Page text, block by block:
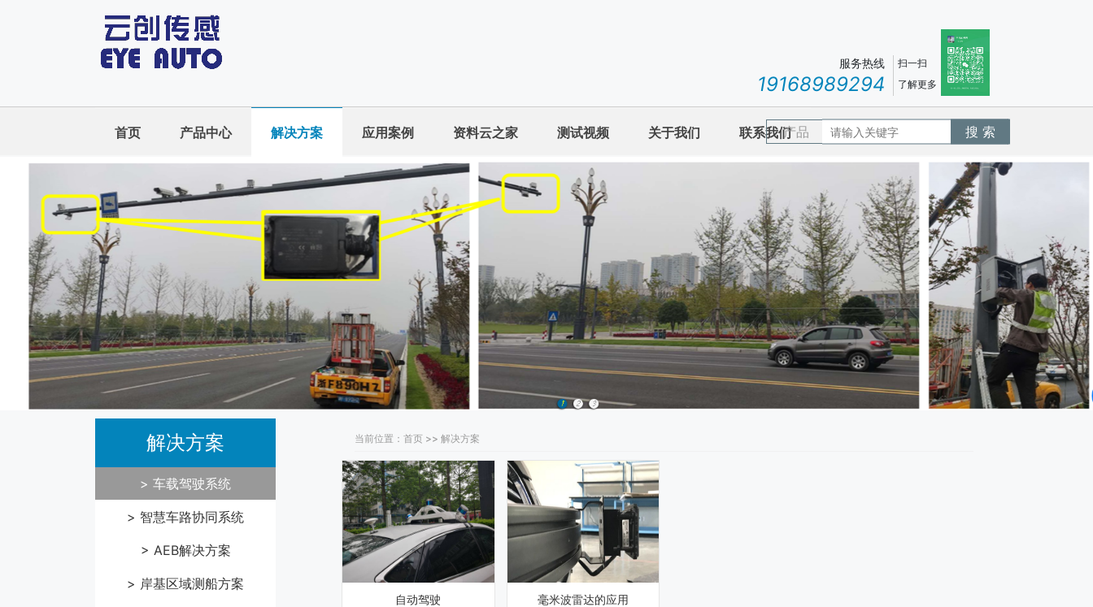
服务热线
19168989294
扫一扫
了解更多
首页 产品中心 解决方案 应用案例 资料云之家 测试视频 关于我们 联系我们产品 搜 索
解决方案
> 车载驾驶系统
> 智慧车路协同系统
> AEB解决方案
> 岸基区域测船方案
当前位置：首页 >> 解决方案
自动驾驶 毫米波雷达的应用